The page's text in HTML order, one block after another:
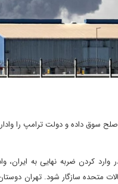
سوق داده و دولت ترامپ را
کردن ضربه نهایی به ایران،
متحده سازگار شود. تهران